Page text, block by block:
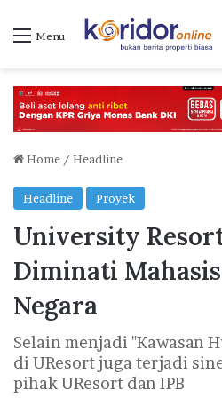
Menu
Home / Headline
Headline Proyek
University
Diminati
Negara
Selain menjadi "Kawasan
di UResort juga terjadi
pihak UResort dan IPB